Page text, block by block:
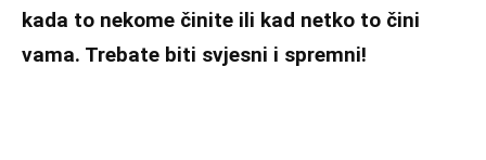
kada to nekome činite ili kad netko to čini
vama. Trebate biti svjesni i spremni!